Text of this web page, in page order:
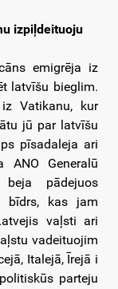
izpiļdeituoju
emigrēja iz
latvīšu bieglim.
Vatikanu, kur
jū par latvīšu
pīsadaleja ari
ANO Generalū
pādejuos
bīdrs, kas jam
vaļsti ari
vadeituojim
Italejā, Īrejā i
parteju